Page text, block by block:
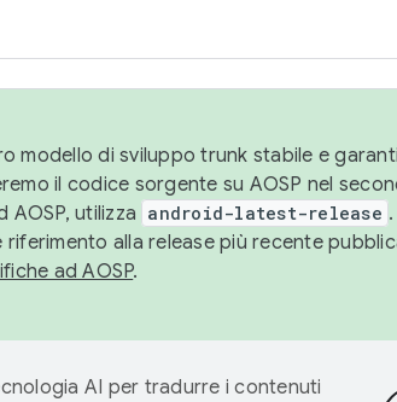
modello di sviluppo trunk stabile e
il codice sorgente su AOSP nel
utilizza android-latest-release
riferimento alla release più recente
ad AOSP.
AI per tradurre i contenuti